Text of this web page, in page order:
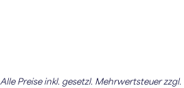
Alle Preise inkl. gesetzl. Mehrwertsteuer zzgl.